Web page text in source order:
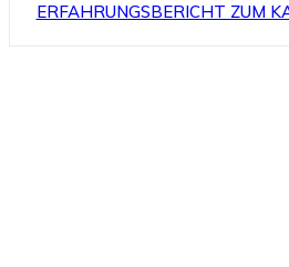
ERFAHRUNGSBERICHT ZUM